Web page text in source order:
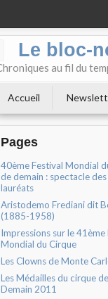
Le bloc-
au fil du
Accueil
Pages
40ème Festival Mondial
de demain : spectacle des
lauréats
Aristodemo Frediani dit
(1885-1958)
Impressions sur le 41ème
Mondial du Cirque
Les Clowns de Monte
Les Médailles du cirque de
Demain 2011